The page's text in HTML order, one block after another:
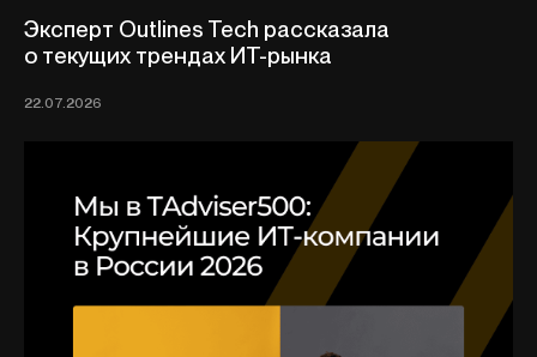
Эксперт Outlines Tech рассказала
о текущих трендах ИТ-рынка
22.07.2026